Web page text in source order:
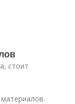
стоит